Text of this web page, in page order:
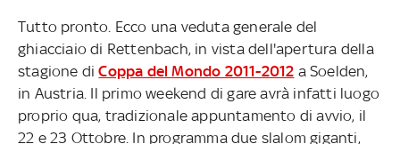
Tutto pronto. Ecco una veduta generale del
ghiacciaio di Rettenbach, in vista dell'apertura della
stagione diCoppa del Mondo 2011-2012 a Soelden,
in Austria. Il primo weekend di gare avrà infatti luogo
proprio qua, tradizionale appuntamento di avvio, il
22 e 23 Ottobre. In programma due slalom giganti,